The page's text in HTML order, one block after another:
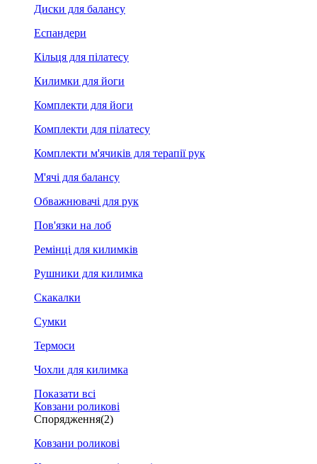
Диски для балансу
Еспандери
Кільця для пілатесу
Килимки для йоги
Комплекти для йоги
Комплекти для пілатесу
Комплекти м'ячиків для терапії рук
М'ячі для балансу
Обважнювачі для рук
Пов'язки на лоб
Ремінці для килимків
Рушники для килимка
Скакалки
Сумки
Термоси
Чохли для килимка
Показати всі
Ковзани роликові
Спорядження(2)
Ковзани роликові